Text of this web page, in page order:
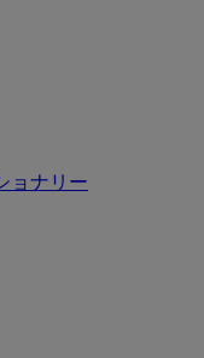
ョナリー